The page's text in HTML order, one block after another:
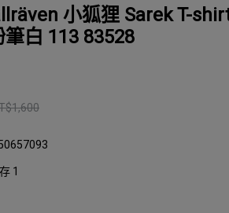
小狐狸 Sarek T-
白 113 83528
1